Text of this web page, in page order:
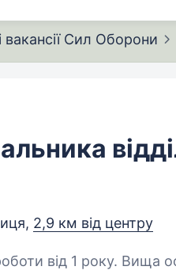
вакансії Сил Оборони
2,9 км від центру
від 1 року. Вища освіта.